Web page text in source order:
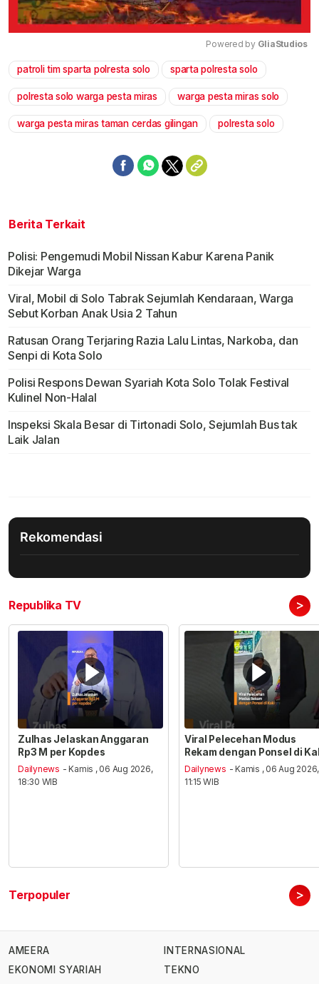
Mute
Powered by GliaStudios
patroli tim sparta polresta solo sparta polresta solo
polresta solo warga pesta miras warga pesta miras solo
warga pesta miras taman cerdas gilingan polresta solo
Berita Terkait
Polisi: Pengemudi Mobil Nissan Kabur Karena Panik
Dikejar Warga
Viral, Mobil di Solo Tabrak Sejumlah Kendaraan, Warga
Sebut Korban Anak Usia 2 Tahun
Ratusan Orang Terjaring Razia Lalu Lintas, Narkoba, dan
Senpi di Kota Solo
Polisi Respons Dewan Syariah Kota Solo Tolak Festival
Kulinel Non-Halal
Inspeksi Skala Besar di Tirtonadi Solo, Sejumlah Bus tak
Laik Jalan
Rekomendasi
Republika TV >
Zulhas Jelaskan Anggaran
Rp3 M per Kopdes
Dailynews - Kamis , 06 Aug 2026,
18:30 WIB
Viral Pelecehan Modus
Rekam dengan Ponsel di
Dailynews - Kamis , 06 Aug 2026,
11:15 WIB
Terpopuler >
AMEERA
EKONOMI SYARIAH
INTERNASIONAL
TEKNO